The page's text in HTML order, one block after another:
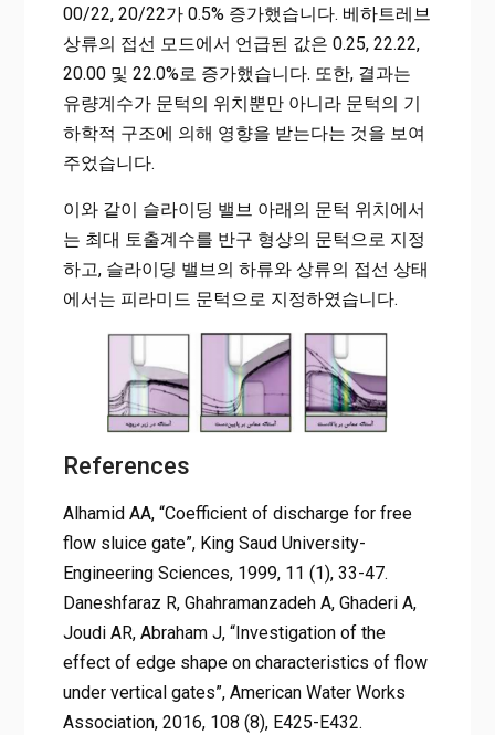
00/22, 20/22가 0.5% 증가했습니다. 베하트레브
상류의 접선 모드에서 언급된 값은 0.25, 22.22,
20.00 및 22.0%로 증가했습니다. 또한, 결과는
유량계수가 문턱의 위치뿐만 아니라 문턱의 기
하학적 구조에 의해 영향을 받는다는 것을 보여
주었습니다.
이와 같이 슬라이딩 밸브 아래의 문턱 위치에서
는 최대 토출계수를 반구 형상의 문턱으로 지정
하고, 슬라이딩 밸브의 하류와 상류의 접선 상태
에서는 피라미드 문턱으로 지정하였습니다.
References
Alhamid AA, “Coefficient of discharge for free
flow sluice gate”, King Saud University-
Engineering Sciences, 1999, 11 (1), 33-47.
Daneshfaraz R, Ghahramanzadeh A, Ghaderi A,
Joudi AR, Abraham J, “Investigation of the
effect of edge shape on characteristics of flow
under vertical gates”, American Water Works
Association, 2016, 108 (8), E425-E432.